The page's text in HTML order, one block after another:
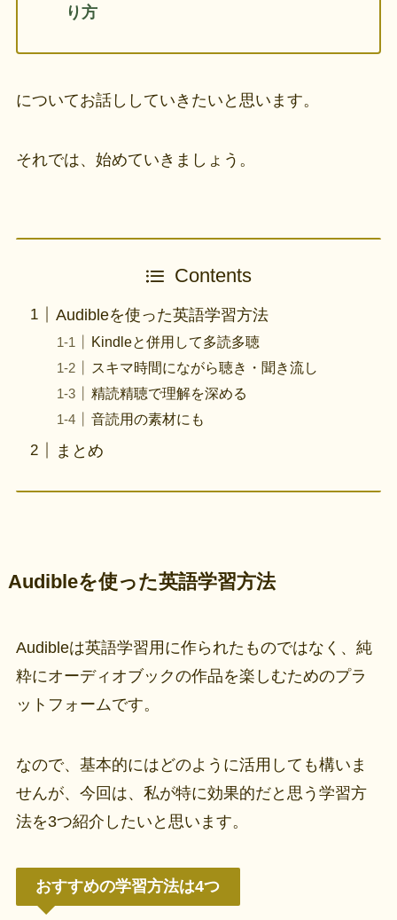
り方
についてお話ししていきたいと思います。
それでは、始めていきましょう。
Contents
Audibleを使った英語学習方法
Kindleと併用して多読多聴
スキマ時間にながら聴き・聞き流し
精読精聴で理解を深める
音読用の素材にも
まとめ
Audibleを使った英語学習方法
Audibleは英語学習用に作られたものではなく、純
粋にオーディオブックの作品を楽しむためのプラ
ットフォームです。
なので、基本的にはどのように活用しても構いま
せんが、今回は、私が特に効果的だと思う学習方
法を3つ紹介したいと思います。
おすすめの学習方法は4つ